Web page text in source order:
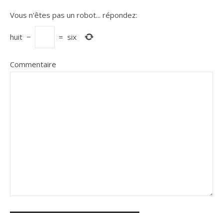
Vous n'êtes pas un robot... répondez:
huit − = six
Commentaire